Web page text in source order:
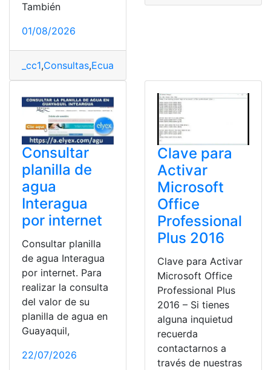
También
01/08/2026
_cc1,Consultas,Ecuador
Consultar
planilla de
agua
Interagua
por internet
Consultar planilla
de agua Interagua
por internet. Para
realizar la consulta
del valor de su
planilla de agua en
Guayaquil,
22/07/2026
Clave para
Activar
Microsoft
Office
Professional
Plus 2016
Clave para Activar
Microsoft Office
Professional Plus
2016 – Si tienes
alguna inquietud
recuerda
contactarnos a
través de nuestras